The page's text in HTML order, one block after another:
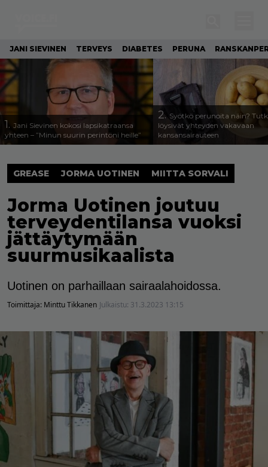
JANI SIEVINEN TERVEYS DIABETES PERUNA
1. Jani Sievinen kokosi lapsikatraansa
yhteen – ”Minun suurin perintöni heille”
2. Syötkö perunoita näin?
löysivät yhteyden vakavaan
kansansairauteen
GREASE JORMA UOTINEN MIITTA SORVALI
Jorma Uotinen joutuu
terveydentilansa vuoksi
jättäytymään
suurmusikaalista
Uotinen on parhaillaan sairaalahoidossa.
Toimittaja: Minttu Tikkanen Julkaistu: 31.3.2023 13:15